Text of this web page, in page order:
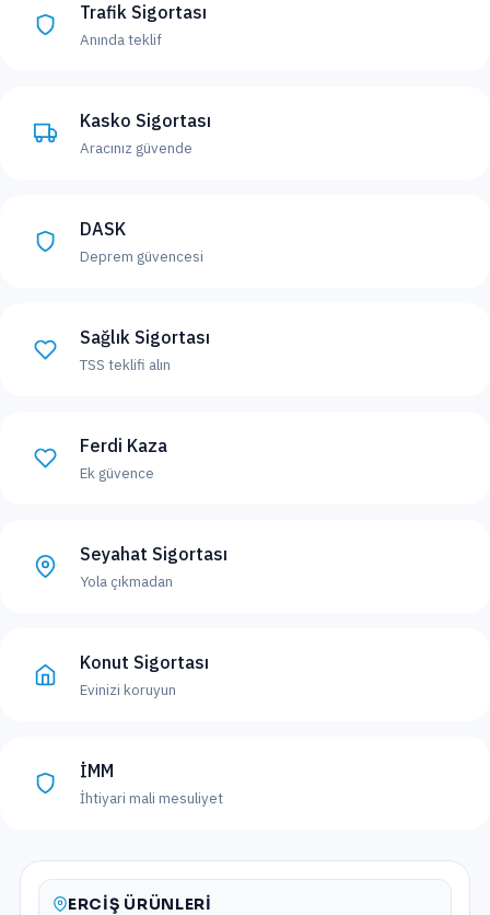
Trafik Sigortası
Anında teklif
Kasko Sigortası
Aracınız güvende
DASK
Deprem güvencesi
Sağlık Sigortası
TSS teklifi alın
Ferdi Kaza
Ek güvence
Seyahat Sigortası
Yola çıkmadan
Konut Sigortası
Evinizi koruyun
İMM
İhtiyari mali mesuliyet
ERCIŞ ÜRÜNLERI